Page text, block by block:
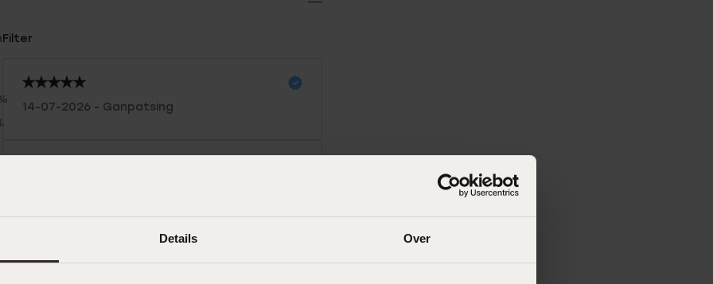
Details Over
Filter
14-07-2026 - Ganpatsing
Mooie ketting, verkleurt niet en is een